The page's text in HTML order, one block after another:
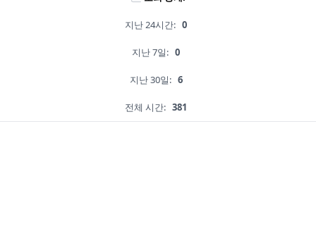
지난 24시간: 0
지난 7일: 0
지난 30일: 6
전체 시간: 381